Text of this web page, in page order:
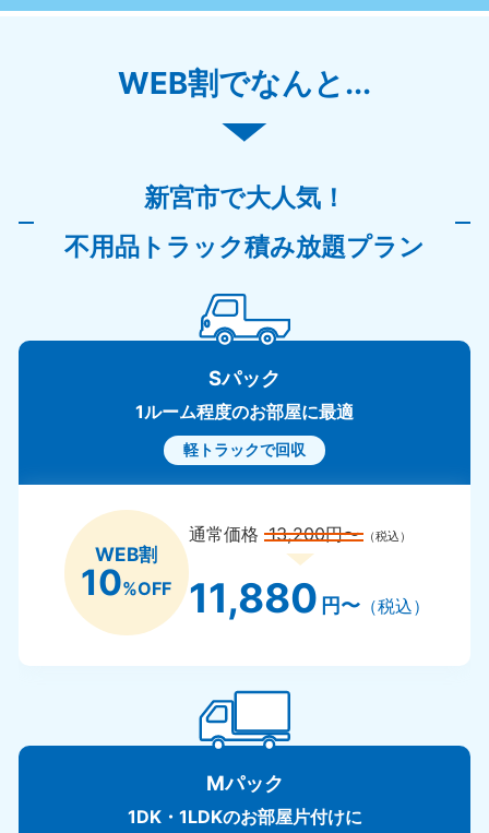
WEB割でなんと...
新宮市で大人気！
不用品トラック積み放題プラン
Sパック
1ルーム程度のお部屋に最適
軽トラックで回収
WEB割
10%OFF
通常価格13,200円〜 （税込）
11,880 円〜（税込）
Mパック
1DK・1LDKのお部屋片付けに